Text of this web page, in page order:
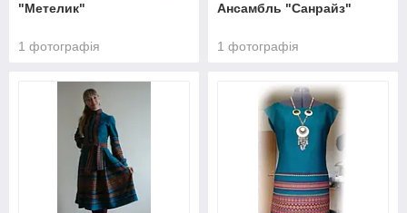
"Метелик"
1 фотографія
Ансамбль "Санрайз"
1 фотографія